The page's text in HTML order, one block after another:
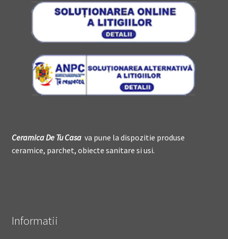
Ceramica DeTu Casava pune la dispozitie produse
ceramice, parchet, obiecte sanitare si usi.
Informatii